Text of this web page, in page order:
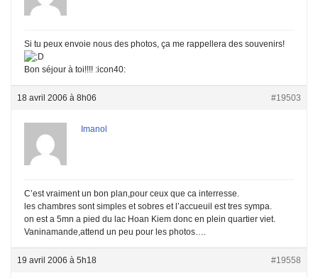
Si tu peux envoie nous des photos, ça me rappellera des souvenirs!
Bon séjour à toi!!!! :icon40:
18 avril 2006 à 8h06 #19503
Imanol
C’est vraiment un bon plan,pour ceux que ca interresse.
les chambres sont simples et sobres et l’accueuil est tres sympa.
on est a 5mn a pied du lac Hoan Kiem donc en plein quartier viet.
Vaninamande,attend un peu pour les photos….
19 avril 2006 à 5h18 #19558